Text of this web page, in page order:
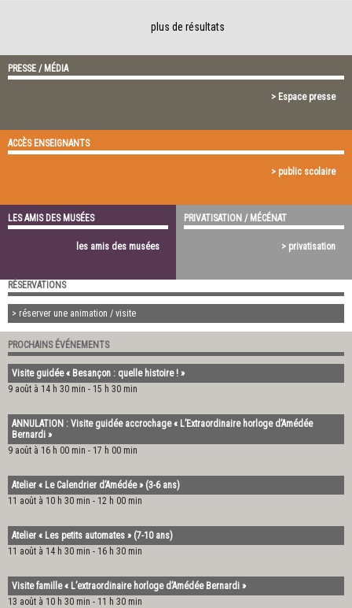
plus de résultats
PRESSE / MÉDIA
> Espace presse
ACCÈS ENSEIGNANTS
> public scolaire
LES AMIS DES MUSÉES
les amis des musées
PRIVATISATION / MÉCÉNAT
> privatisation
RÉSERVATIONS
> réserver une animation / visite
PROCHAINS ÉVÉNEMENTS
Visite guidée « Besançon : quelle histoire ! »
9 août à 14 h 30 min - 15 h 30 min
ANNULATION : Visite guidée accrochage « L’Extraordinaire horloge d’Amédée
Bernardi »
9 août à 16 h 00 min - 17 h 00 min
Atelier « Le Calendrier d’Amédée » (3-6 ans)
11 août à 10 h 30 min - 12 h 00 min
Atelier « Les petits automates » (7-10 ans)
11 août à 14 h 30 min - 16 h 30 min
Visite famille « L’extraordinaire horloge d’Amédée Bernardi »
13 août à 10 h 30 min - 11 h 30 min